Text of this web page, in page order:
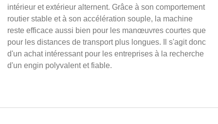
intérieur et extérieur alternent. Grâce à son comportement
routier stable et à son accélération souple, la machine
reste efficace aussi bien pour les manœuvres courtes que
pour les distances de transport plus longues. Il s'agit donc
d'un achat intéressant pour les entreprises à la recherche
d'un engin polyvalent et fiable.